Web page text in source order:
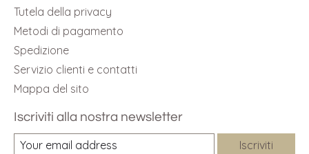
Tutela della privacy
Metodi di pagamento
Spedizione
Servizio clienti e contatti
Mappa del sito
Iscriviti alla nostra newsletter
Iscriviti